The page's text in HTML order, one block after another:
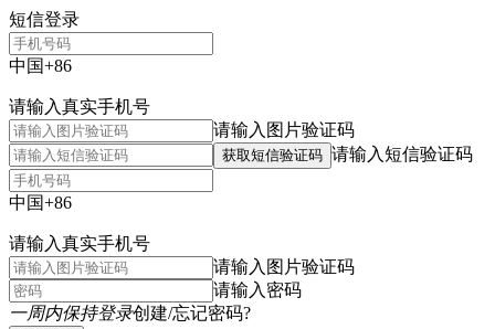
短信登录
中国+86
请输入真实手机号
请输入图片验证码
获取短信验证码 请输入短信验证码
中国+86
请输入真实手机号
请输入图片验证码
请输入密码
一周内保持登录创建/忘记密码?